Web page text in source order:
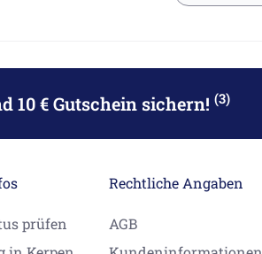
10 € Gutschein sichern! (3)
prüfen
Rechtliche Angaben
AGB